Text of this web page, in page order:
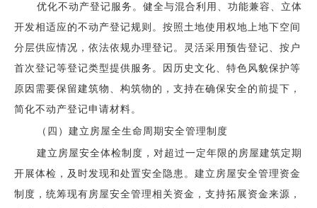
优化不动产登记服务。健全与混合利用、功能兼容、立体
开发相适应的不动产登记规则。按照土地使用权地上地下空间
分层供应情况，依法依规办理登记。灵活采用预告登记、按户
首次登记等登记类型提供服务。因历史文化、特色风貌保护等
原因需要保留建筑物、构筑物的，支持在确保安全的前提下，
简化不动产登记申请材料。
（四）建立房屋全生命周期安全管理制度
建立房屋安全体检制度，对超过一定年限的房屋建筑定期
开展体检，及时发现和处置安全隐患。建立房屋安全管理资金
制度，统筹现有房屋安全管理相关资金，支持拓展资金来源，